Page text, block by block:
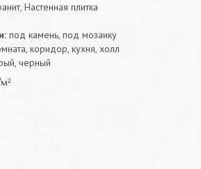
Настенная плитка
под камень, под мозаику
коридор, кухня, холл
черный